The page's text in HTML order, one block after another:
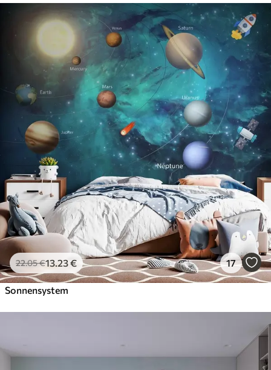
22.05€13.23€ 17
Sonnensystem